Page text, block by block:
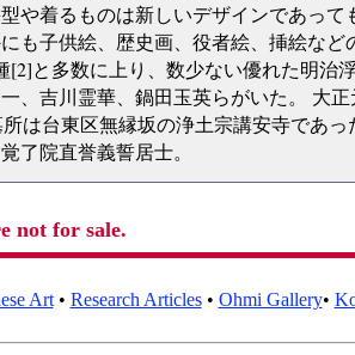
や着るものは新しいデザインであって
も子供絵、歴史画、役者絵、挿絵など
[2]と多数に上り、数少ない優れた明治
、吉川霊華、鍋田玉英らがいた。 大正
は台東区無縁坂の浄土宗講安寺であ
了院直誉義誓居士。
not for sale.
Art• Research Articles• Ohmi Gallery•